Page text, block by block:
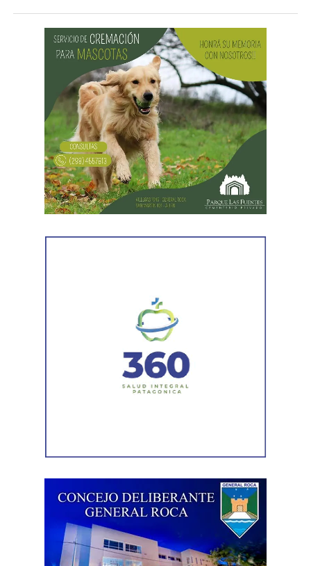
(APLA), Pablo Biró.
«El espíritu de esta reforma es beneficiar sólo a los
empresarios y aumentar sus márgenes de rentabilidad a
partir de una mayor explotación. Jornadas más extensas
y salarios más bajos», dijo el secretario general de ATE,
Rodolfo Aguiar, al iniciar la exposición por parte del
FreSU, que solicitó la audiencia junto con el Centro de
Estudios Legales y Sociales (CELS) y el Sindicato de
Prensa de Buenos Aires (SiPreBA). Participaron también
representantes de la Asociación de Abogados
Laboralistas, Mariana Amartino y Matías Cremonte, y el
Trabajo (ANJUT), Juan Orsini.
muerta. Con esta reforma, estamos frente a un régimen de
compraventa de la fuerza de trabajo. En la Argentina,
enfrentamos un ataque al Estado de Derecho, a la
democracia, a la Constitución Nacional y al sistema
interamericano de derechos humanos. Por eso es que
esta comisión debe actuar».
vida, como las tarifas de transporte, telefonía celular,
internet, luz y gas. Todo eso produjo una caída del salario
que tiene un impacto directo e indirecto sobre las